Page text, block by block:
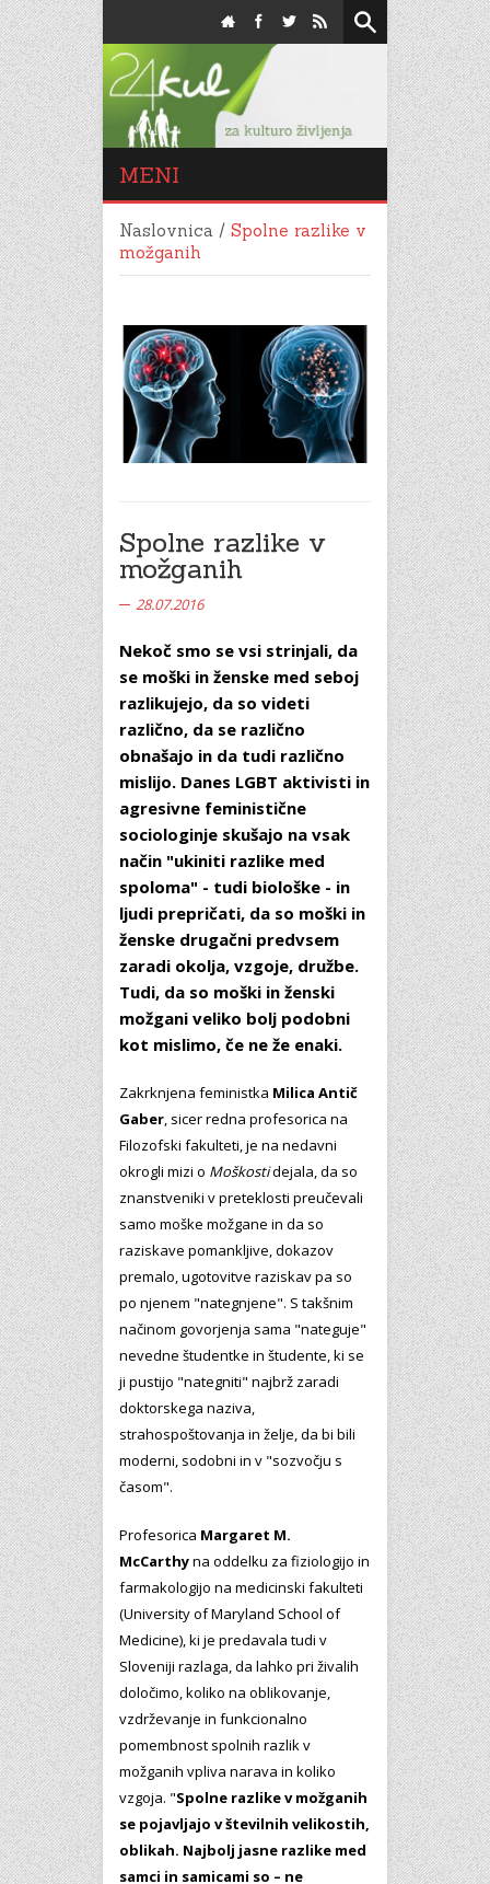
MENI
Naslovnica / Spolne razlike v
možganih
Spolne razlike v
možganih
28.07.2016
Nekoč smo se vsi strinjali, da
se moški in ženske med seboj
razlikujejo, da so videti
različno, da se različno
obnašajo in da tudi različno
mislijo. Danes LGBT aktivisti in
agresivne feministične
sociologinje skušajo na vsak
način "ukiniti razlike med
spoloma" - tudi biološke - in
ljudi prepričati, da so moški in
ženske drugačni predvsem
zaradi okolja, vzgoje, družbe.
Tudi, da so moški in ženski
možgani veliko bolj podobni
kot mislimo, če ne že enaki.
Zakrknjena feministka Milica Antič
Gaber , sicer redna profesorica na
Filozofski fakulteti, je na nedavni
okrogli mizi o Moškostidejala, da so
znanstveniki v preteklosti preučevali
samo moške možgane in da so
raziskave pomankljive, dokazov
premalo, ugotovitve raziskav pa so
po njenem "nategnjene". S takšnim
načinom govorjenja sama "nateguje"
nevedne študentke in študente, ki se
ji pustijo "nategniti" najbrž zaradi
doktorskega naziva,
strahospoštovanja in želje, da bi bili
moderni, sodobni in v "sozvočju s
časom".
Profesorica Margaret M.
McCarthyna oddelku za fiziologijo in
farmakologijo na medicinski fakulteti
(University of Maryland School of
Medicine), ki je predavala tudi v
Sloveniji razlaga, da lahko pri živalih
določimo, koliko na oblikovanje,
vzdrževanje in funkcionalno
pomembnost spolnih razlik v
možganih vpliva narava in koliko
vzgoja. "Spolne razlike v možganih
se pojavljajo v številnih velikostih,
oblikah. Najbolj jasne razlike med
samci in samicami so – ne